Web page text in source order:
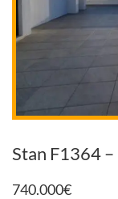
Stan F1364
740.000€